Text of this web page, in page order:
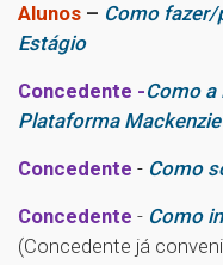
Alunos – Como fazer/
Estágio
Concedente -Como a
Plataforma
Concedente - Como
Concedente - Como
(Concedente já